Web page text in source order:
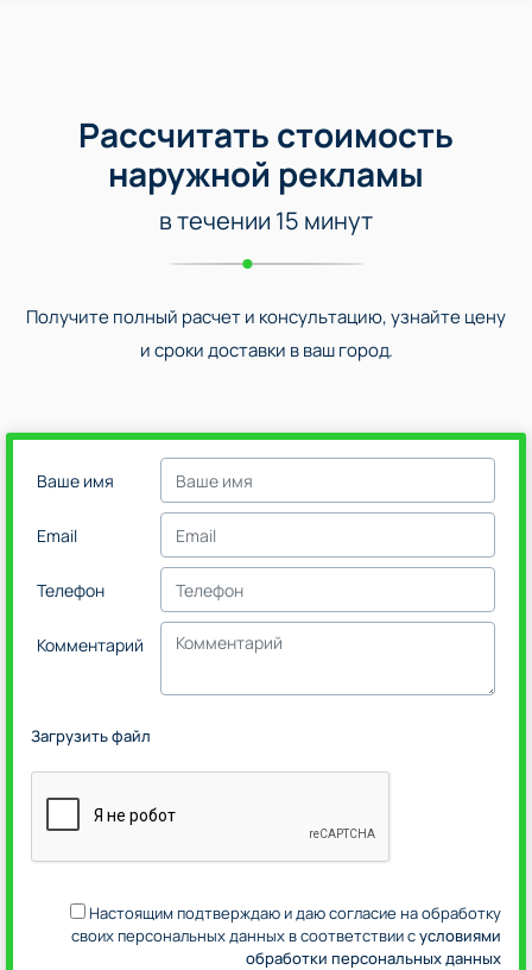
Рассчитать стоимость
наружной рекламы
в течении 15 минут
Получите полный расчет и консультацию, узнайте цену
и сроки доставки в ваш город.
Ваше имя
Email
Телефон
Комментарий
Загрузить файл
Настоящим подтверждаю и даю согласие на обработку
своих персональных данных в соответствии сусловиями
обработки персональных данных